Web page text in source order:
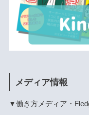
メディア情報
▼働き方メディア・